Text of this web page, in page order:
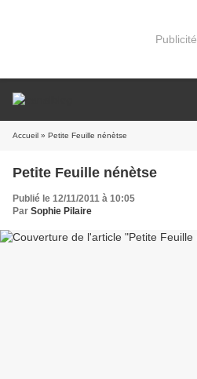
Publicité
Accueil » Petite Feuille nénètse
Petite Feuille nénètse
Publié le 12/11/2011 à 10:05
Par Sophie Pilaire